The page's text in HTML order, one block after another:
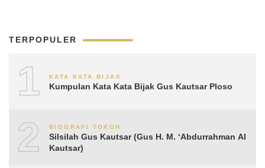
TERPOPULER
1 KATA KATA BIJAK
Kumpulan Kata Kata Bijak Gus Kautsar Ploso
2 BIOGRAFI TOKOH
Silsilah Gus Kautsar (Gus H. M. ‘Abdurrahman Al
Kautsar)